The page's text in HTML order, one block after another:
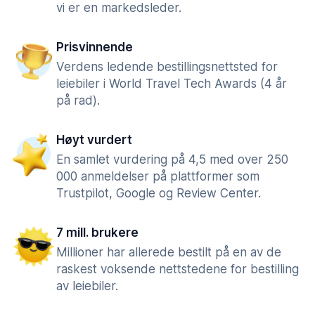
vi er en markedsleder.
Prisvinnende
Verdens ledende bestillingsnettsted for
leiebiler i World Travel Tech Awards (4 år
på rad).
Høyt vurdert
En samlet vurdering på 4,5 med over 250
000 anmeldelser på plattformer som
Trustpilot, Google og Review Center.
7 mill. brukere
Millioner har allerede bestilt på en av de
raskest voksende nettstedene for bestilling
av leiebiler.